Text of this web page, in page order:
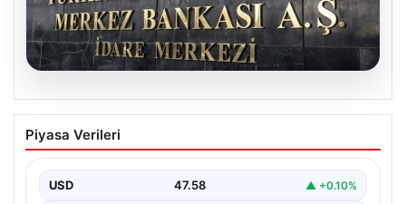
05.08.2026
Merkez Bankası’nın Nisan faiz kararı:
Tarih, saat ve ekonomist beklentileri
Kurulu, nisan ayı faiz kararını açıklamak üzere
toplanıyor.…
Piyasa Verileri
USD 47.58 ▲ +0.10%